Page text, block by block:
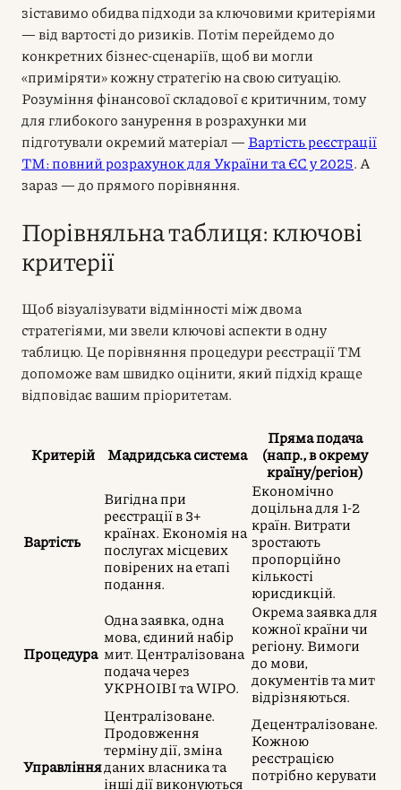
зіставимо обидва підходи за ключовими критеріями
— від вартості до ризиків. Потім перейдемо до
конкретних бізнес-сценаріїв, щоб ви могли
«приміряти» кожну стратегію на свою ситуацію.
Розуміння фінансової складової є критичним, тому
для глибокого занурення в розрахунки ми
підготували окремий матеріал — Вартість реєстрації
ТМ: повний розрахунок для України та ЄС у 2025. А
зараз — до прямого порівняння.
Порівняльна таблиця: ключові
критерії
Щоб візуалізувати відмінності між двома
стратегіями, ми звели ключові аспекти в одну
таблицю. Це порівняння процедури реєстрації ТМ
допоможе вам швидко оцінити, який підхід краще
відповідає вашим пріоритетам.
Критерій Мадридська система
Пряма подача
(напр., в окрему
країну/регіон)
Вартість
Вигідна при
реєстрації в 3+
країнах. Економія на
послугах місцевих
повірених на етапі
подання.
Економічно
доцільна для 1-2
країн. Витрати
зростають
пропорційно
кількості
юрисдикцій.
Процедура
Одна заявка, одна
мова, єдиний набір
мит. Централізована
подача через
УКРНОІВІ та WIPO.
Окрема заявка для
кожної країни чи
регіону. Вимоги
до мови,
документів та мит
відрізняються.
Управління
Централізоване.
Продовження
терміну дії, зміна
даних власника та
інші дії виконуються
Децентралізоване.
Кожною
реєстрацією
потрібно керувати